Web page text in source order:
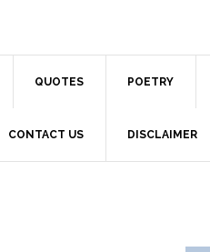
QUOTES POETRY
CONTACT US DISCLAIMER